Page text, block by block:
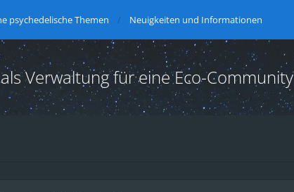
psychedelische Themen Neuigkeiten und Informationen
Verwaltung für eine Eco-Community